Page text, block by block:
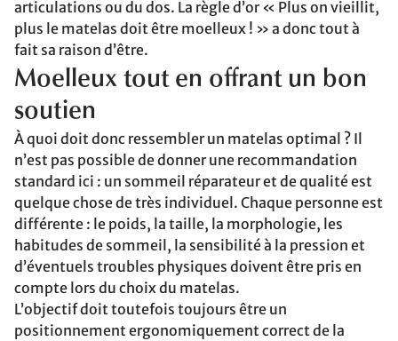
articulations ou du dos. La règle d’or « Plus on vieillit,
plus le matelas doit être moelleux ! » a donc tout à
fait sa raison d’être.
Moelleux tout en offrant un bon
soutien
À quoi doit donc ressembler un matelas optimal ? Il
n’est pas possible de donner une recommandation
standard ici : un sommeil réparateur et de qualité est
quelque chose de très individuel. Chaque personne est
différente : le poids, la taille, la morphologie, les
habitudes de sommeil, la sensibilité à la pression et
d’éventuels troubles physiques doivent être pris en
compte lors du choix du matelas.
L’objectif doit toutefois toujours être un
positionnement ergonomiquement correct de la